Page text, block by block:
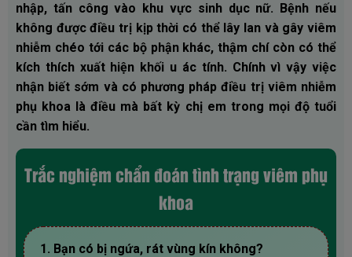
nhập, tấn công vào khu vực sinh dục nữ. Bệnh nếu
không được điều trị kịp thời có thể lây lan và gây viêm
nhiễm chéo tới các bộ phận khác, thậm chí còn có thể
kích thích xuất hiện khối u ác tính. Chính vì vậy việc
nhận biết sớm và có phương pháp điều trị viêm nhiễm
phụ khoa là điều mà bất kỳ chị em trong mọi độ tuổi
cần tìm hiểu.
Trắc nghiệm chẩn đoán tình trạng viêm phụ
khoa
1. Bạn có bị ngứa, rát vùng kín không?